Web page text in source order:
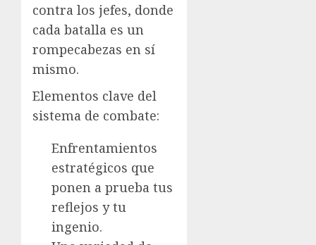
contra los jefes, donde
cada batalla es un
rompecabezas en sí
mismo.
Elementos clave del
sistema de combate:
Enfrentamientos
estratégicos que
ponen a prueba tus
reflejos y tu
ingenio.